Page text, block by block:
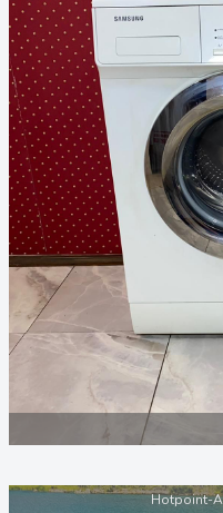
Hotpoint-